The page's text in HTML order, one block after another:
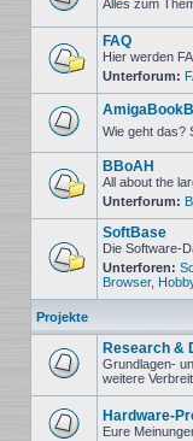
ungelesenen
Beiträge
Alles zum
Keine
ungelesenen
Beiträge
FAQ
Hier werden
Unterforum:
ungelesenen
Beiträge
Wie geht das?
Keine
ungelesenen
Beiträge
BBoAH
All about the
Unterforum:
Keine
ungelesenen
SoftBase
Die Software-
Unterforen:
Browser,
Projekte
Keine
ungelesenen
Beiträge
Research &
Grundlagen-
weitere
Hardware-
Eure